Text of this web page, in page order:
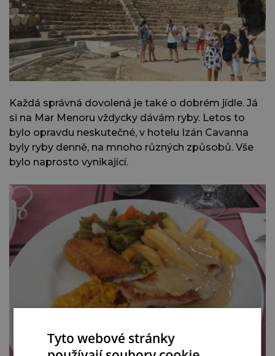
Každá správná dovolená je také o dobrém jídle. Já
si na Mar Menoru vždycky dávám ryby. Letos to
bylo opravdu neskutečné, v hotelu Izán Cavanna
byly ryby denně, na mnoho různých způsobů. Vše
bylo naprosto vynikající.
Tyto webové stránky